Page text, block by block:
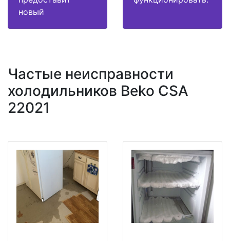
новый
Частые неисправности
холодильников Beko CSA
22021